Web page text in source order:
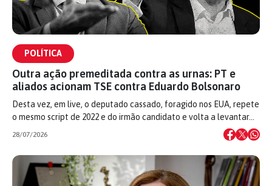
POLÍTICA
Outra ação premeditada contra as urnas: PT e
aliados acionam TSE contra Eduardo Bolsonaro
Desta vez, em live, o deputado cassado, foragido nos EUA, repete
o mesmo script de 2022 e do irmão candidato e volta a levantar…
28/07/2026